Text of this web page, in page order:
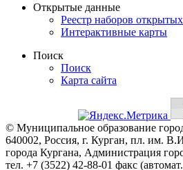
Открытые данные
Реестр наборов
Интерактивные карты
Поиск
Поиск
Карта сайта
© Муниципальное образование
640002, Россия, г. Курган, пл. им.
города Кургана, Администрация
тел. +7 (3522) 42-88-01 факс